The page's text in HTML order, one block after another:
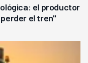
el productor
el tren"